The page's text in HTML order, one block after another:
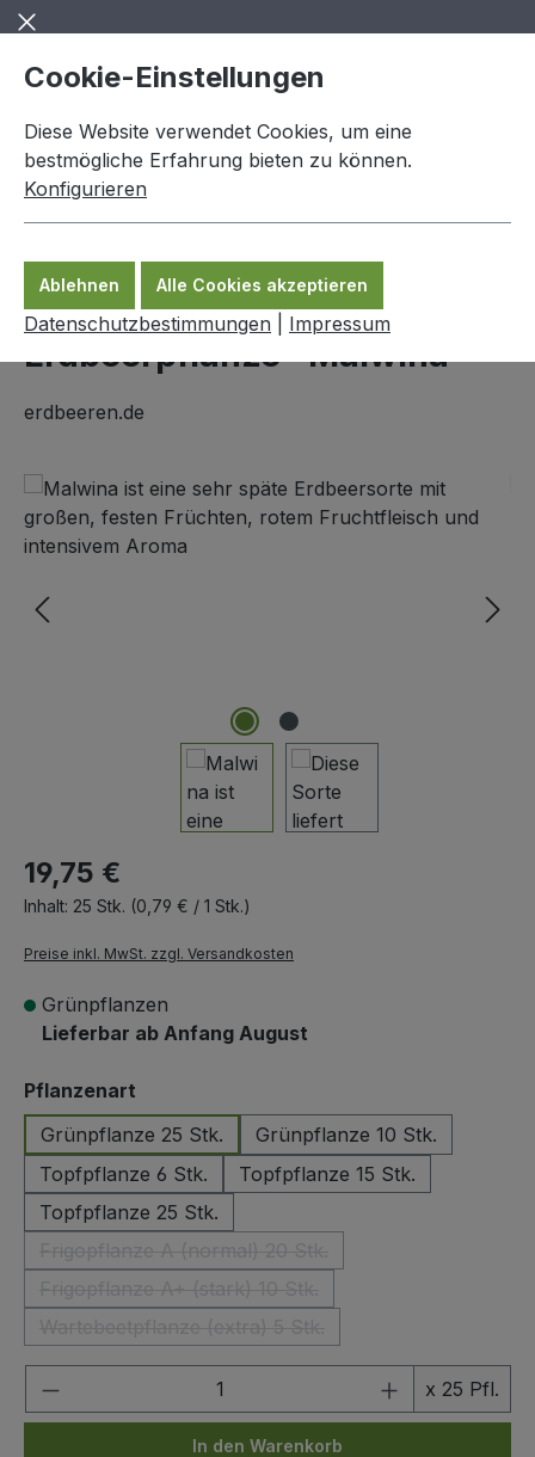
Zum Hauptinhalt springen
0,00 €
Erdbeerpflanzen
Erdbeerpflanze "Malwina"
erdbeeren.de
Bildergalerie überspringen
19,75 €
Inhalt: 25 Stk. (0,79 € / 1 Stk.)
Preise inkl. MwSt. zzgl. Versandkosten
Grünpflanzen
Lieferbar ab Anfang August
Pflanzenart
Grünpflanze 25 Stk.
Grünpflanze 10 Stk.
Topfpflanze 6 Stk.
Topfpflanze 15 Stk.
Topfpflanze 25 Stk.
Produkt Anzahl: Gib den x 25 Pfl.
In den Warenkorb
Cookie-Einstellungen
Diese Website verwendet Cookies, um eine
bestmögliche Erfahrung bieten zu können.
Konfigurieren
Ablehnen Alle Cookies akzeptieren
Datenschutzbestimmungen Impressum